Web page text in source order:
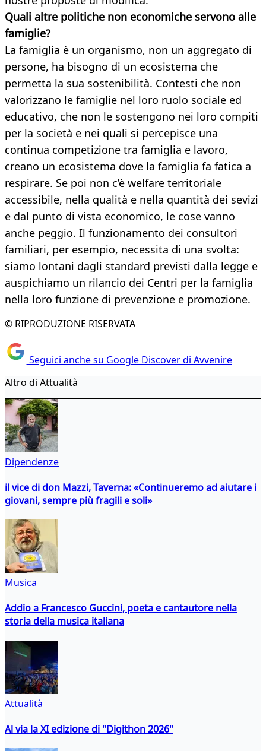
Quali altre politiche non economiche servono alle
famiglie?
La famiglia è un organismo, non un aggregato di
persone, ha bisogno di un ecosistema che
permetta la sua sostenibilità. Contesti che non
valorizzano le famiglie nel loro ruolo sociale ed
educativo, che non le sostengono nei loro compiti
per la società e nei quali si percepisce una
continua competizione tra famiglia e lavoro,
creano un ecosistema dove la famiglia fa fatica a
respirare. Se poi non c’è welfare territoriale
accessibile, nella qualità e nella quantità dei sevizi
e dal punto di vista economico, le cose vanno
anche peggio. Il funzionamento dei consultori
familiari, per esempio, necessita di una svolta:
siamo lontani dagli standard previsti dalla legge e
auspichiamo un rilancio dei Centri per la famiglia
nella loro funzione di prevenzione e promozione.
© RIPRODUZIONE RISERVATA
Seguici anche su Google Discover di Avvenire
Altro di Attualità
Dipendenze
il vice di don Mazzi, Taverna: «Continueremo ad aiutare i
giovani, sempre più fragili e soli»
Musica
Addio a Francesco Guccini, poeta e cantautore nella
storia della musica italiana
Attualità
Al via la XI edizione di "Digithon 2026"